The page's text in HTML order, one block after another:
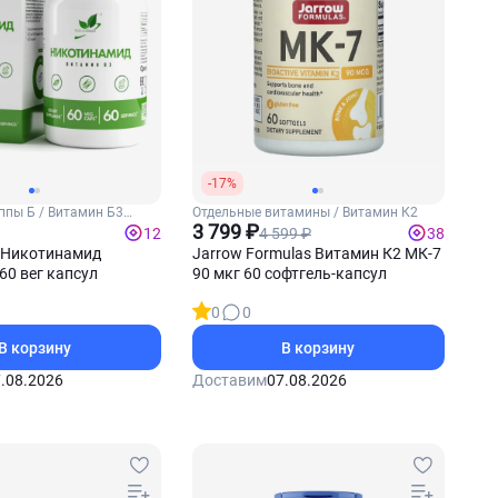
Б / Витамин Б3
12
вег капсул
В корзину
-17%
Отдельные витамины / Витамин К2
3 799 ₽4 599 ₽
38
Jarrow Formulas Витамин К2 МК-7
90 мкг 60 софтгель-капсул
0
0
В корзину
Доставим07.08.2026